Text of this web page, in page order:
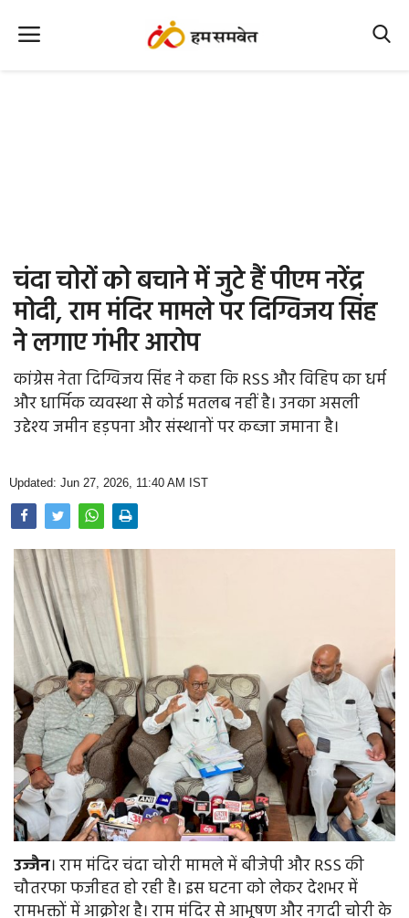
Office Office
Political Gossips
Farm & Food
Opinion
Photo Gallery
Home
चंदा चोरों को बचाने में जुटे हैं पीएम नरेंद्र
मोदी, राम मंदिर मामले पर दिग्विजय सिंह
ने लगाए गंभीर आरोप
कांग्रेस नेता दिग्विजय सिंह ने कहा कि RSS और विहिप का धर्म
और धार्मिक व्यवस्था से कोई मतलब नहीं है। उनका असली
उद्देश्य जमीन हड़पना और संस्थानों पर कब्जा जमाना है।
Updated: Jun 27, 2026, 11:40 AM IST
उज्जैन। राम मंदिर चंदा चोरी मामले में बीजेपी और RSS की
चौतरफा फजीहत हो रही है। इस घटना को लेकर देशभर में
रामभक्तों में आक्रोश है। राम मंदिर से आभूषण और नगदी चोरी के